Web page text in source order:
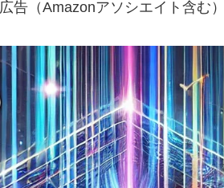
（Amazonアソシエイト含む）